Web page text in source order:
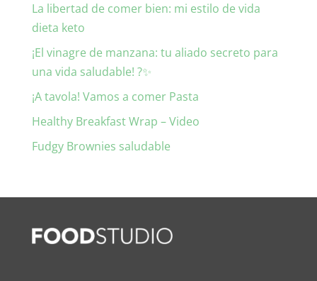
La libertad de comer bien: mi estilo de vida
dieta keto
¡El vinagre de manzana: tu aliado secreto para
una vida saludable! ?✨
¡A tavola! Vamos a comer Pasta
Healthy Breakfast Wrap – Video
Fudgy Brownies saludable